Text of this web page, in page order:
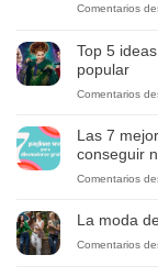
Comentarios
Top 5
popular
Comentarios
Las 7
conseguir
Comentarios
La moda
Comentarios